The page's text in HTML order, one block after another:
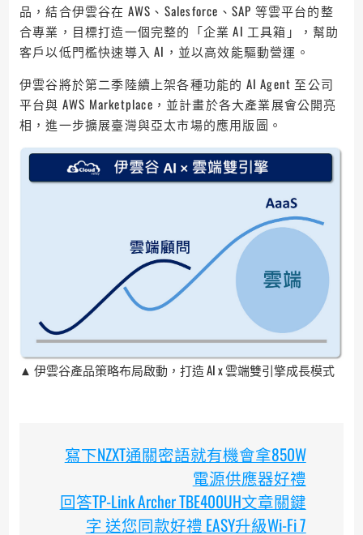
品，結合伊雲谷在 AWS、Salesforce、SAP 等雲平台的整
合專業，目標打造一個完整的「企業 AI 工具箱」，幫助
客戶以低門檻快速導入 AI，並以高效能驅動營運。
伊雲谷將於第二季陸續上架各種功能的 AI Agent 至公司
平台與 AWS Marketplace，並計畫於各大產業展會公開亮
相，進一步擴展臺灣與亞太市場的應用版圖。
▲ 伊雲谷產品策略布局啟動，打造 AI x 雲端雙引擎成長模式
寫下NZXT通關密語就有機會拿850W
電源供應器好禮
回答TP-Link Archer TBE400UH文章關鍵
字 送您同款好禮 EASY升級Wi-Fi 7